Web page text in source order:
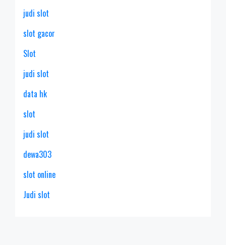
judi slot
slot gacor
Slot
judi slot
data hk
slot
judi slot
dewa303
slot online
Judi slot